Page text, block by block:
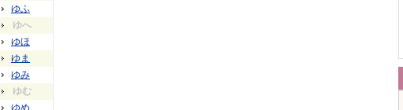
ゆふ
ゆへ
ゆほ
ゆま
ゆみ
ゆむ
ゆめ